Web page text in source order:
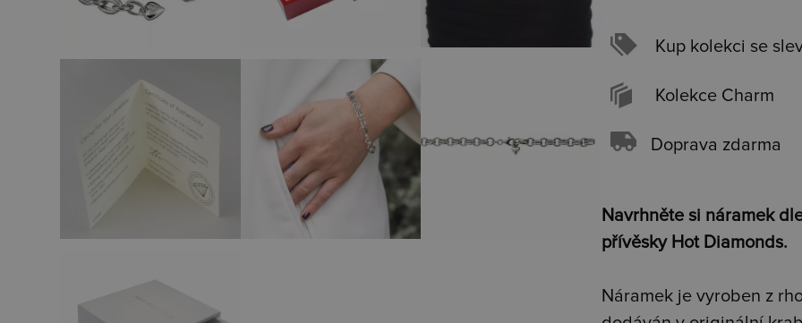
Kup kolekci se
Kolekce Charm
Doprava zdarma
Navrhněte si náramek
přívěsky Hot Diamonds.
Náramek je vyroben z